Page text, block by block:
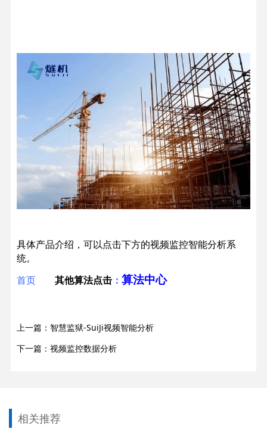
具体产品介绍，可以点击下方的视频监控智能分析系
统。
首页
其他算法点击： 算法中心
上一篇：智慧监狱-SuiJi视频智能分析
下一篇：视频监控数据分析
相关推荐